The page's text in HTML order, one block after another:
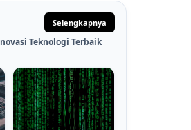
Selengkapnya
Teknologi Terbaik